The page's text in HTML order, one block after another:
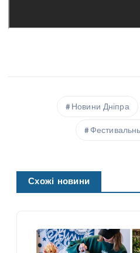
Новини Дніпра
Схожі новини